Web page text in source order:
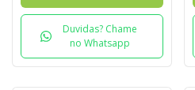
Duvidas? Chame
no Whatsapp